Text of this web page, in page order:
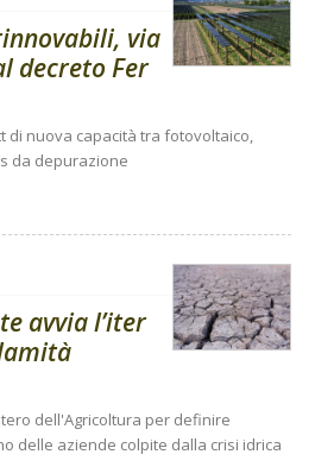
via
decreto Fer
di nuova capacità tra fotovoltaico,
da depurazione
avvia l’iter
dell'Agricoltura per definire
delle aziende colpite dalla crisi idrica